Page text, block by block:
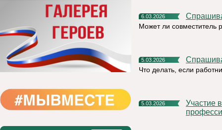
6.03.2026
Может ли совместитель
5.03.2026
Что делать, если
5.03.2026
Участие в конкурсе «Ценный кадр» - шаг к